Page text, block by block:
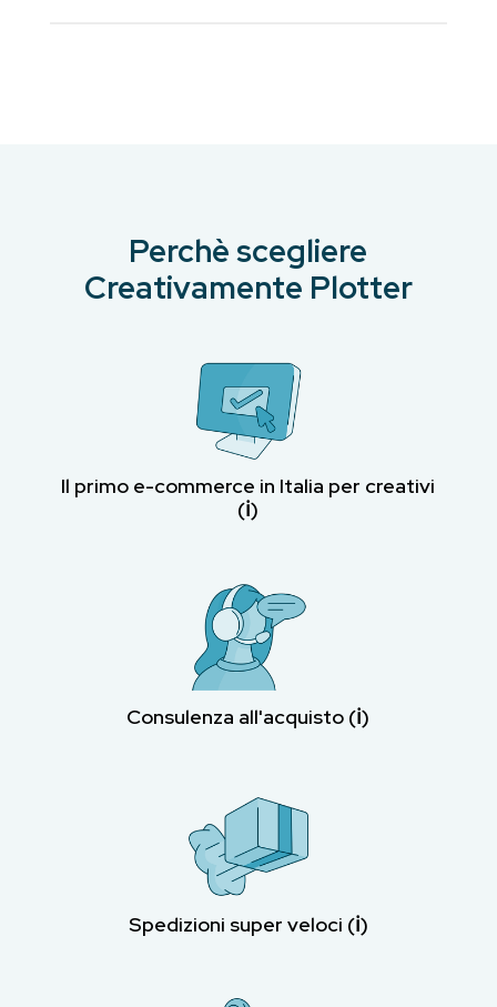
Perchè scegliere
Creativamente Plotter
Il primo e-commerce in Italia per creativi
(ℹ︎)
Consulenza all'acquisto (ℹ︎)
Spedizioni super veloci (ℹ︎)